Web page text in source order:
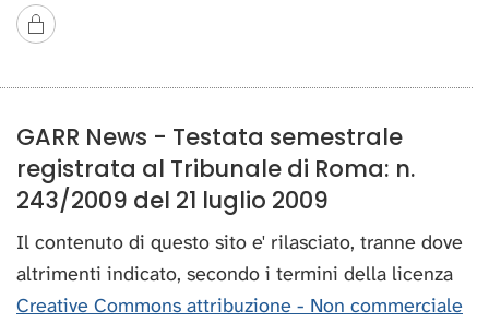
GARR News - Testata semestrale
registrata al Tribunale di Roma: n.
243/2009 del 21 luglio 2009
Il contenuto di questo sito e' rilasciato, tranne dove
altrimenti indicato, secondo i termini della licenza
Creative Commons attribuzione - Non commerciale